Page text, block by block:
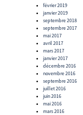
février 2019
janvier 2019
septembre 2018
septembre 2017
mai 2017
avril 2017
mars 2017
janvier 2017
décembre 2016
novembre 2016
septembre 2016
juillet 2016
juin 2016
mai 2016
mars 2016